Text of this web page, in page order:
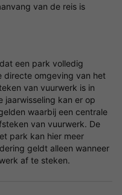
van de reis is
een park volledig
directe omgeving van het
van vuurwerk is in
jaarwisseling kan er op
waarbij een centrale
van vuurwerk. De
park kan hier meer
geldt alleen wanneer
af te steken.